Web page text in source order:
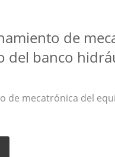
de
del banco
de mecatrónica del